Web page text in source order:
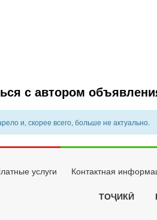
с автором
и, скорее всего, больше не актуально.
услуги Контактная
ТОҶИКӢ